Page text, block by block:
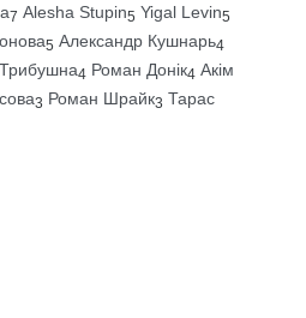
7 Alesha Stupin5 Yigal Levin5
5 Александр Кушнарь4
4 Роман Донік4 Акім
3 Роман Шрайк3 Тарас